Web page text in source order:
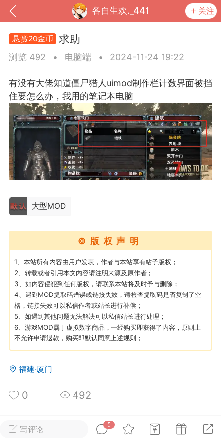
各自生欢._441 关注
我的钱包 道具 排行榜
MOD下载
大人
Lv.8
02-10 15:45
电脑端 其他&工具
卖挂
禁止发布联机可用的作弊模组，
单机辅助引流私下售卖服务器外挂！
作弊模组的发布规范近期收到一些信息
作弊模组在联机服务器使用,为了维护游
环境，中文网特此发布以下声明，规范
汉
2.2w
大人
Lv.8
写评论
5
悬赏20金币 求助
浏览 492 • 电脑端 • 2024-11-24 19:22
有没有大佬知道僵尸猎人uimod制作栏计数界面被挡
住要怎么办，我用的笔记本电脑
大型MOD
©版权声明
1、本站所有内容由用户发表，作者与本站享有帖子版权；
2、转载或者引用本文内容请注明来源及原作者；
3、如内容侵犯到任何版权，请联系本站将及时予与删除；
4、遇到MOD提取码错误或链接失效，请检查提取码是否复制了空
格，链接失效可以私信作者或站长进行补偿；
5、如遇到其他问题无法解决可以私信站长进行处理；
6、游戏MOD属于虚拟数字商品，一经购买即获得了内容，原则上
不允许申请退款，购买即默认同意上述规则；
福建·厦门
0 492
所属论坛 关注